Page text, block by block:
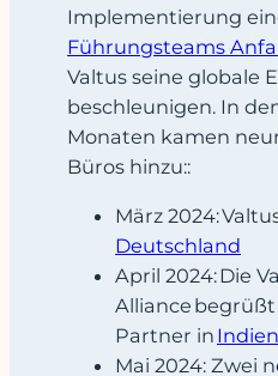
Implementierung
Führungsteams
Valtus seine globale
beschleunigen. In
Monaten kamen
Büros hinzu::
März 2024:
Deutschland
April 2024: Die
Alliance
Partner in Indien
Mai 2024: Zwei